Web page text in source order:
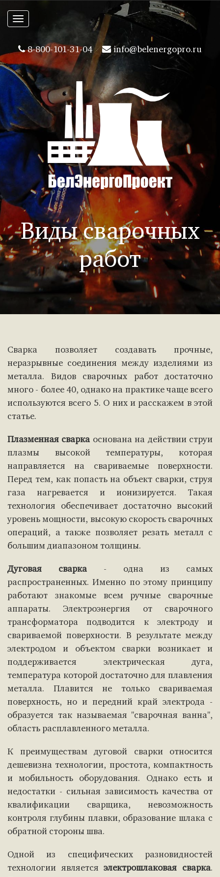
Toggle
8-800-101-31-04 info@belenergopro.ru
Виды сварочных
работ
Сварка позволяет создавать прочные,
неразрывные соединения между изделиями из
металла. Видов сварочных работ достаточно
много - более 40, однако на практике чаще всего
используются всего 5. О них и расскажем в этой
статье.
Плазменная сварка основана на действии струи
плазмы высокой температуры, которая
направляется на свариваемые поверхности.
Перед тем, как попасть на объект сварки, струя
газа нагревается и ионизируется. Такая
технология обеспечивает достаточно высокий
уровень мощности, высокую скорость сварочных
операций, а также позволяет резать металл с
большим диапазоном толщины.
Дуговая сварка - одна из самых
распространенных. Именно по этому принципу
работают знакомые всем ручные сварочные
аппараты. Электроэнергия от сварочного
трансформатора подводится к электроду и
свариваемой поверхности. В результате между
электродом и объектом сварки возникает и
поддерживается электрическая дуга,
температура которой достаточно для плавления
металла. Плавится не только свариваемая
поверхность, но и передний край электрода -
образуется так называемая "сварочная ванна",
область расплавленного металла.
К преимуществам дуговой сварки относится
дешевизна технологии, простота, компактность
и мобильность оборудования. Однако есть и
недостатки - сильная зависимость качества от
квалификации сварщика, невозможность
контроля глубины плавки, образование шлака с
обратной стороны шва.
Одной из специфических разновидностей
технологии являетсяэлектрошлаковая сварка.